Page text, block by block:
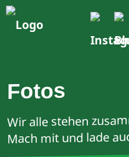
Fotos
Wir alle stehen
Mach mit und lade